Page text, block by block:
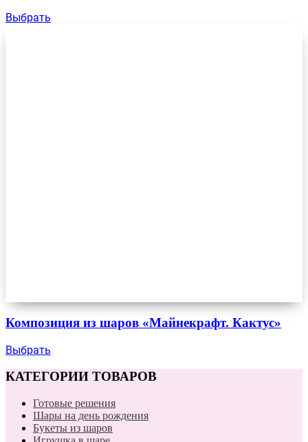
Выбрать
Композиция из шаров «Майнекрафт. Кактус»
Выбрать
КАТЕГОРИИ ТОВАРОВ
Готовые решения
Шары на день рождения
Букеты из шаров